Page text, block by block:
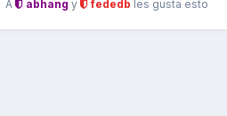
A abhang y fededb les gusta esto